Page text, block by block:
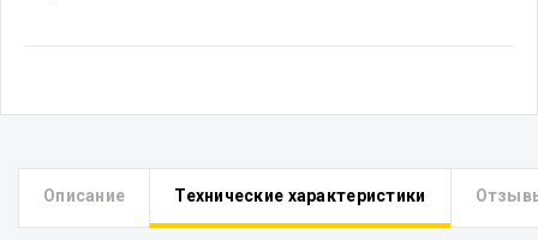
Описание Технические характеристики